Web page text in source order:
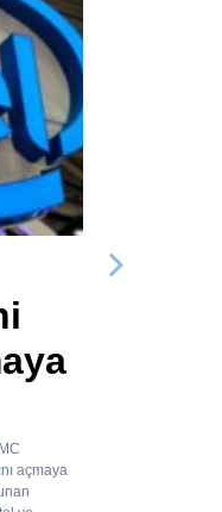
açmaya
Sonraki